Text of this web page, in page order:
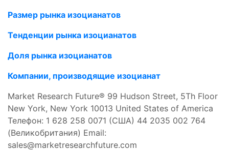
Размер рынка изоцианатов
Тенденции рынка изоцианатов
Доля рынка изоцианатов
Компании, производящие изоцианат
Market Research Future® 99 Hudson Street, 5Th Floor
New York, New York 10013 United States of America
Телефон: 1 628 258 0071 (США) 44 2035 002 764
(Великобритания) Email:
sales@marketresearchfuture.com